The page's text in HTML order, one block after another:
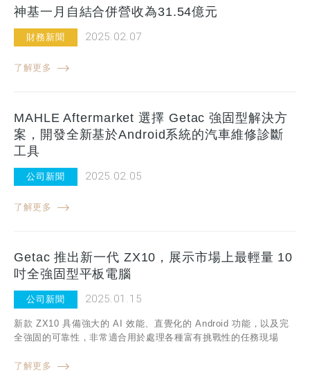
神基一月自結合併營收為31.54億元
財務新聞 2025.02.07
了解更多
MAHLE Aftermarket 選擇 Getac 強固型解決方
案，開發全新基於Android系統的汽車維修診斷
工具
公司新聞 2025.02.05
了解更多
Getac 推出新一代 ZX10，展示市場上最輕量 10
吋全強固型平板電腦
公司新聞 2025.01.15
新款 ZX10 具備強大的 AI 效能、直覺化的 Android 功能，以及完
全強固的可靠性，非常適合用於處理各種富有挑戰性的任務現場
了解更多